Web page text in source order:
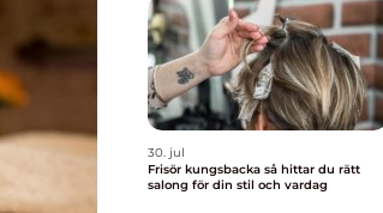
30. jul
Frisör kungsbacka så hittar du rätt
salong för din stil och vardag